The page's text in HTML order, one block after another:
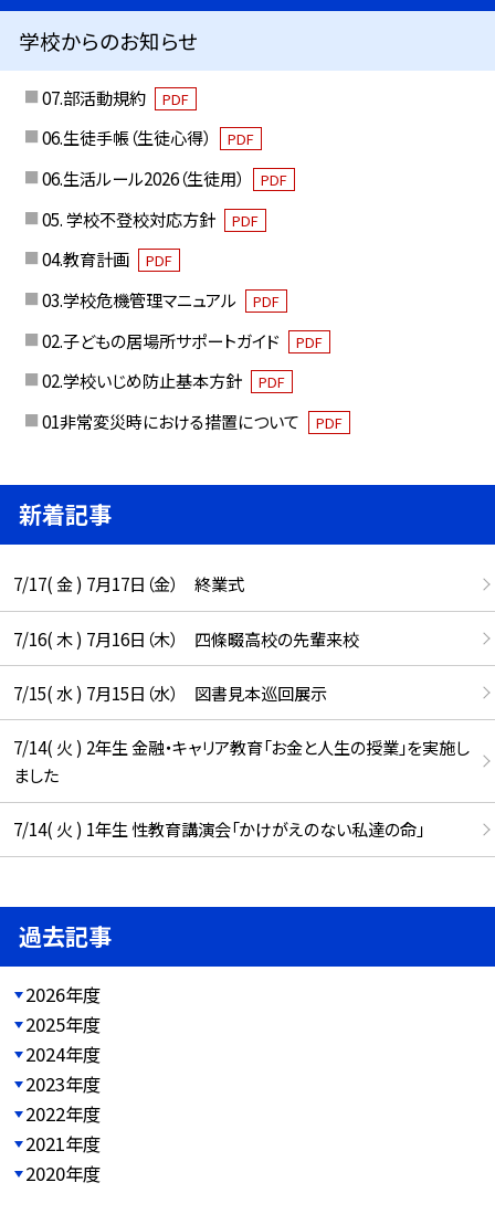
学校からのお知らせ
07.部活動規約 PDF
06.生徒手帳（生徒心得） PDF
06.生活ルール2026（生徒用） PDF
05. 学校不登校対応方針 PDF
04.教育計画 PDF
03.学校危機管理マニュアル PDF
02.子どもの居場所サポートガイド PDF
02.学校いじめ防止基本方針 PDF
01非常変災時における措置について PDF
新着記事
7/17( 金 ) 7月17日（金） 終業式
7/16( 木 ) 7月16日（木） 四條畷高校の先輩来校
7/15( 水 ) 7月15日（水） 図書見本巡回展示
7/14( 火 ) 2年生 金融・キャリア教育「お金と人生の授業」を実施し
ました
7/14( 火 ) 1年生 性教育講演会「かけがえのない私達の命」
過去記事
2026年度
2025年度
2024年度
2023年度
2022年度
2021年度
2020年度